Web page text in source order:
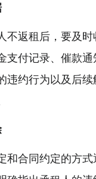
不返租后，要及时
支付记录、催款
违约行为以及后
和合同约定的方